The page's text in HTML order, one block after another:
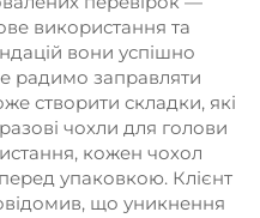
використання та
вони успішно
радимо заправляти
створити складки, які
чохли для голови
кожен чохол
перед упаковкою. Клієнт
що уникнення